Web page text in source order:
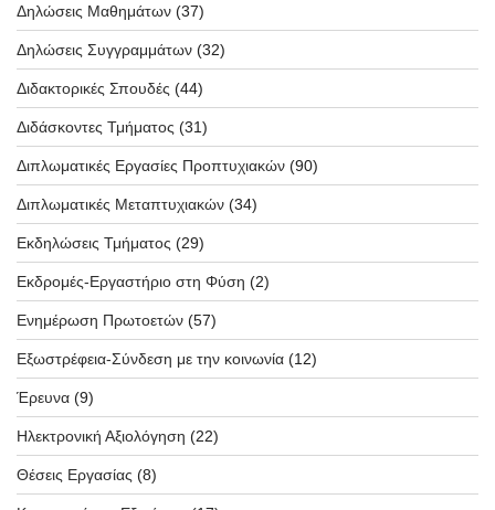
Δηλώσεις Μαθημάτων (37)
Δηλώσεις Συγγραμμάτων (32)
Διδακτορικές Σπουδές (44)
Διδάσκοντες Τμήματος (31)
Διπλωματικές Εργασίες Προπτυχιακών (90)
Διπλωματικές Μεταπτυχιακών (34)
Εκδηλώσεις Τμήματος (29)
Εκδρομές-Εργαστήριο στη Φύση (2)
Ενημέρωση Πρωτοετών (57)
Εξωστρέφεια-Σύνδεση με την κοινωνία (12)
Έρευνα (9)
Ηλεκτρονική Αξιολόγηση (22)
Θέσεις Εργασίας (8)